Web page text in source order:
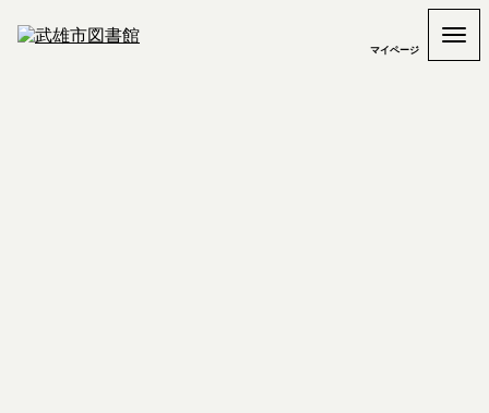
マイページ